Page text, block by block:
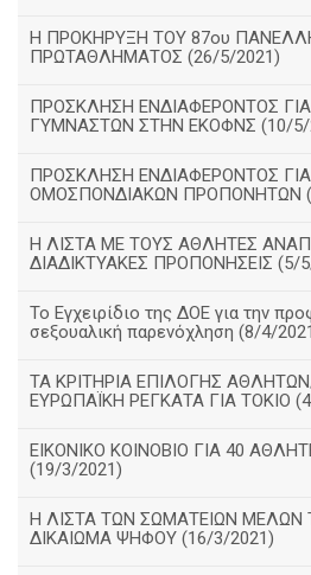
Η ΠΡΟΚΗΡΥΞΗ ΤΟΥ 87ου
ΠΡΩΤΑΘΛΗΜΑΤΟΣ (26/5/2021)
ΠΡΟΣΚΛΗΣΗ ΕΝΔΙΑΦΕΡΟΝΤΟΣ
ΓΥΜΝΑΣΤΩΝ ΣΤΗΝ ΕΚΟΦΝΣ (10/5/
ΠΡΟΣΚΛΗΣΗ ΕΝΔΙΑΦΕΡΟΝΤΟΣ
ΟΜΟΣΠΟΝΔΙΑΚΩΝ ΠΡΟΠΟΝΗΤΩΝ
H ΛΙΣΤΑ ΜΕ ΤΟΥΣ ΑΘΛΗΤΕΣ
ΔΙΑΔΙΚΤΥΑΚΕΣ ΠΡΟΠΟΝΗΣΕΙΣ (5/
Το Εγχειρίδιο της ΔΟΕ για την
σεξουαλική παρενόχληση (8/4/
ΤΑ ΚΡΙΤΗΡΙΑ ΕΠΙΛΟΓΗΣ
ΕΥΡΩΠΑΪΚΗ ΡΕΓΚΑΤΑ ΓΙΑ ΤΟΚΙΟ
ΕΙΚΟΝΙΚΟ ΚΟΙΝΟΒΙΟ ΓΙΑ 40
(19/3/2021)
Η ΛΙΣΤΑ ΤΩΝ ΣΩΜΑΤΕΙΩΝ ΜΕΛΩΝ
ΔΙΚΑΙΩΜΑ ΨΗΦΟΥ (16/3/2021)